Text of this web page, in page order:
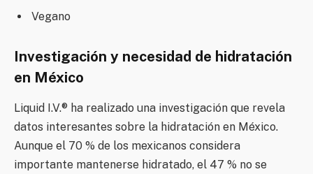
Vegano
Investigación y necesidad de hidratación
en México
Liquid I.V.® ha realizado una investigación que revela
datos interesantes sobre la hidratación en México.
Aunque el 70 % de los mexicanos considera
importante mantenerse hidratado, el 47 % no se